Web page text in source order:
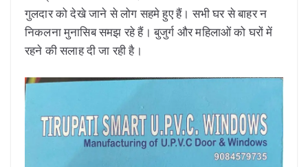
गुलदार को देखे जाने से लोग सहमे हुए हैं। सभी घर से बाहर न
निकलना मुनासिब समझ रहे हैं। बुजुर्ग और महिलाओं को घरों में
रहने की सलाह दी जा रही है।